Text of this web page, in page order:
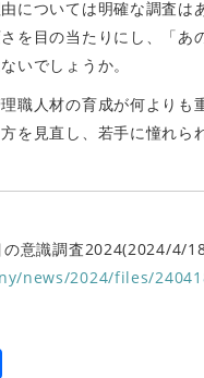
については明確な調査は
を目の当たりにし、「あ
いでしょうか。
職人材の育成が何よりも
を見直し、若手に憧れら
意識調査2024(2024/4/
news/2024/files/